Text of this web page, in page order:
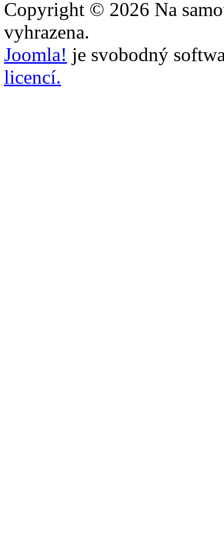
Copyright © 2026 Na
vyhrazena.
Joomla! je svobodný
licencí.